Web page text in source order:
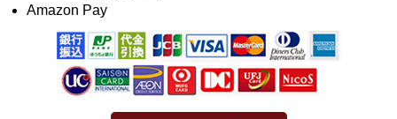
Amazon Pay